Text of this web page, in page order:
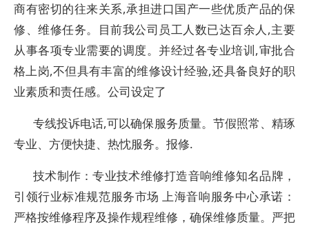
商有密切的往来关系,承担进口国产一些优质产品的保
修、维修任务。目前我公司员工人数已达百余人,主要
从事各项专业需要的调度。并经过各专业培训,审批合
格上岗,不但具有丰富的维修设计经验,还具备良好的职
业素质和责任感。公司设定了
专线投诉电话,可以确保服务质量。节假照常、精琢
专业、方便快捷、热忱服务。报修.
技术制作：专业技术维修打造音响维修知名品牌，
引领行业标准规范服务市场 上海音响服务中心承诺：
严格按维修程序及操作规程维修，确保维修质量。严把